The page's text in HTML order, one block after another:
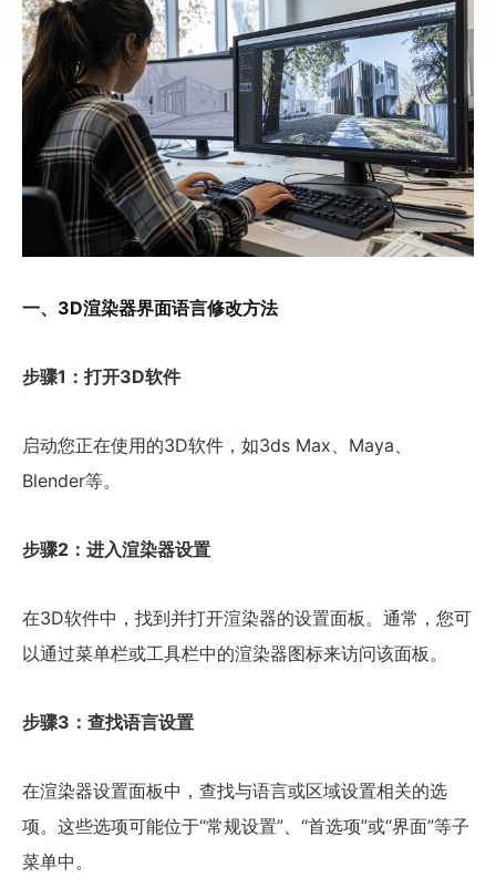
一、3D渲染器界面语言修改方法
步骤1：打开3D软件
启动您正在使用的3D软件，如3ds Max、Maya、
Blender等。
步骤2：进入渲染器设置
在3D软件中，找到并打开渲染器的设置面板。通常，您可
以通过菜单栏或工具栏中的渲染器图标来访问该面板。
步骤3：查找语言设置
在渲染器设置面板中，查找与语言或区域设置相关的选
项。这些选项可能位于“常规设置”、“首选项”或“界面”等子
菜单中。